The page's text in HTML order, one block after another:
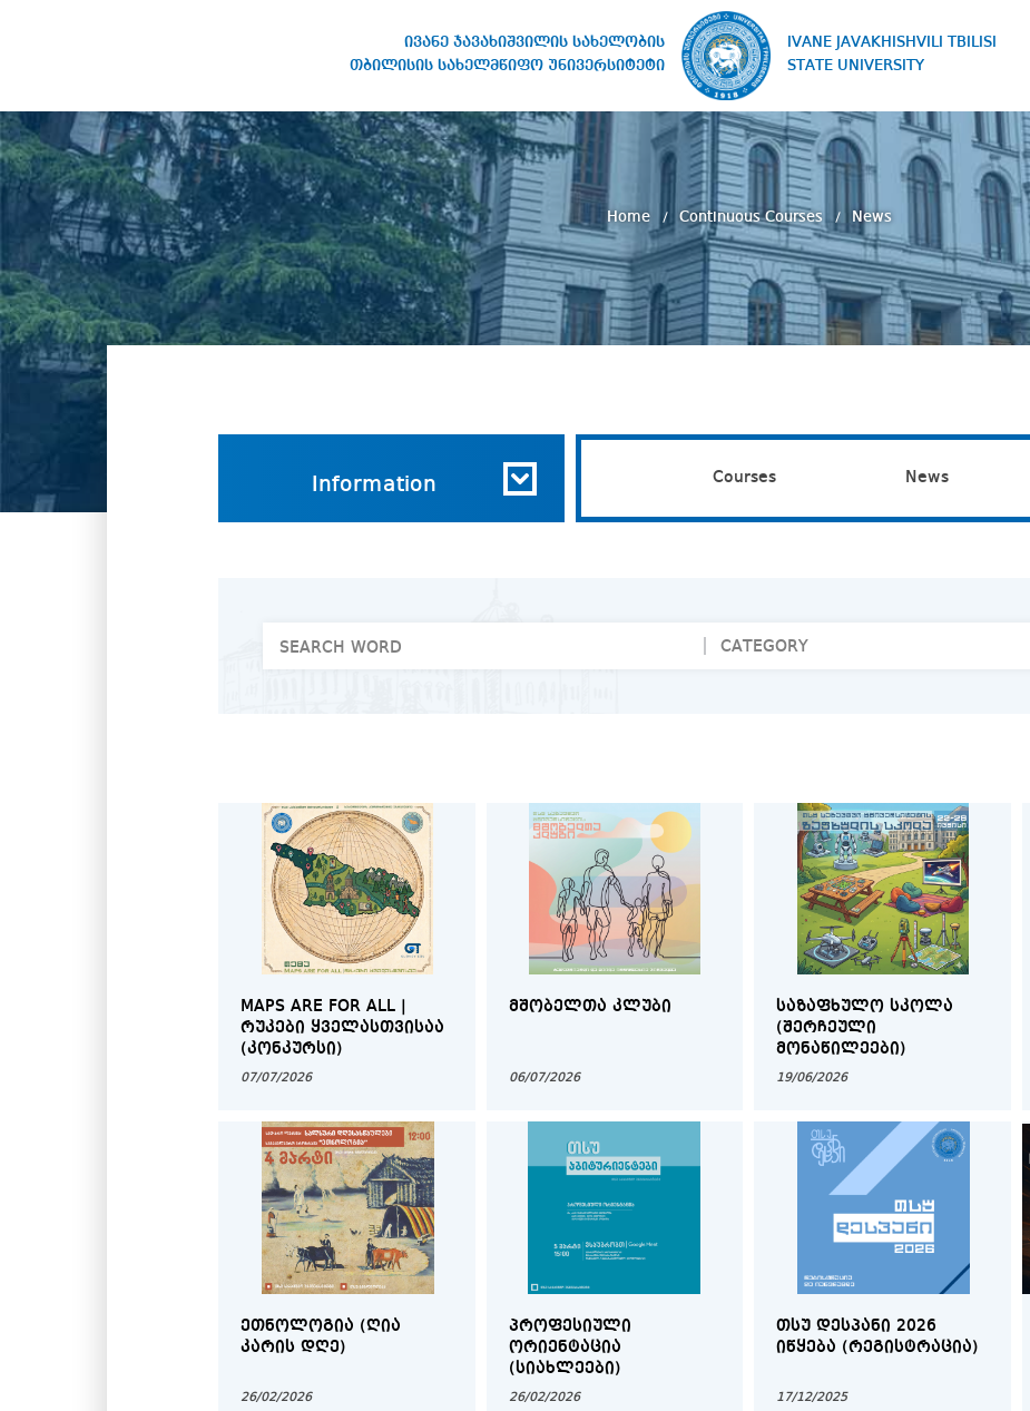
ივანე ჯავახიშვილის სახელობის
თბილისის სახელმწიფო უნივერსიტეტი
IVANE JAVAKHISHVILI TBILISI
STATE UNIVERSITY
STATE UNIVERSITY
Home Continuous Courses News
Information Courses News
MAPS ARE FOR ALL |
ᲠᲣᲙᲔᲑᲘ ᲧᲕᲔᲚᲐᲡᲗᲕᲘᲡᲐᲐ
(ᲙᲝᲜᲙᲣᲠᲡᲘ)
07/07/2026
ᲛᲨᲝᲑᲔᲚᲗᲐ ᲙᲚᲣᲑᲘ
06/07/2026
ᲡᲐᲖᲐᲤᲮᲣᲚᲝ ᲡᲙᲝᲚᲐ
(ᲨᲔᲠᲩᲔᲣᲚᲘ
ᲛᲝᲜᲐᲬᲘᲚᲔᲔᲑᲘ)
19/06/2026
ᲔᲗᲜᲝᲚᲝᲒᲘᲐ (ᲦᲘᲐ
ᲙᲐᲠᲘᲡ ᲓᲦᲔ)
26/02/2026
ᲞᲠᲝᲤᲔᲡᲘᲣᲚᲘ
ᲝᲠᲘᲔᲜᲢᲐᲪᲘᲐ
(ᲡᲘᲐᲮᲚᲔᲔᲑᲘ)
26/02/2026
ᲗᲡᲣ ᲓᲔᲡᲞᲐᲜᲘ 2026
ᲘᲬᲧᲔᲑᲐ (ᲠᲔᲒᲘᲡᲢᲠᲐᲪᲘᲐ)
17/12/2025